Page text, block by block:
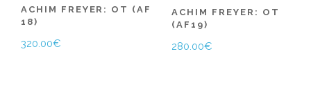
ACHIM FREYER: OT (AF
18)
320.00€
ACHIM FREYER: OT
(AF19)
280.00€